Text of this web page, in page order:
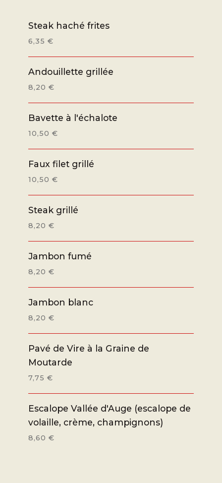
Steak haché frites
6,35 €
Andouillette grillée
8,20 €
Bavette à l'échalote
10,50 €
Faux filet grillé
10,50 €
Steak grillé
8,20 €
Jambon fumé
8,20 €
Jambon blanc
8,20 €
Pavé de Vire à la Graine de
Moutarde
7,75 €
Escalope Vallée d'Auge (escalope de
volaille, crème, champignons)
8,60 €